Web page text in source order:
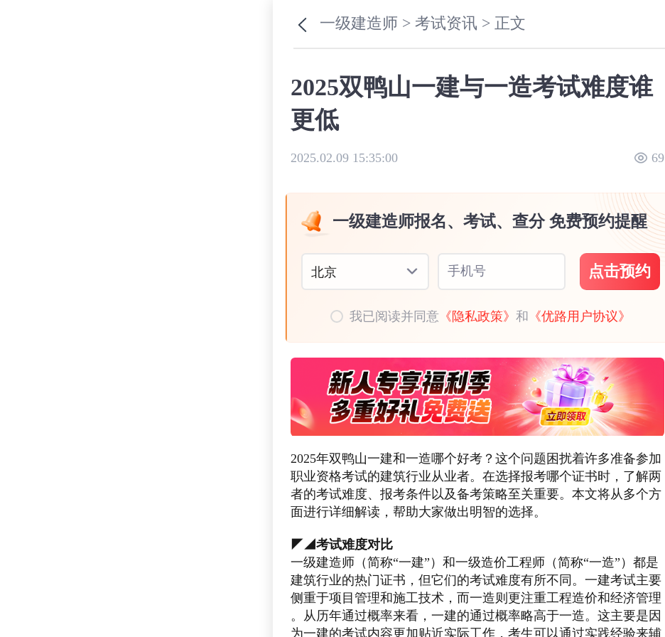
一级建造师 >考试资讯 > 正文
2025双鸭山一建与一造考试难度谁
更低
2025.02.09 15:35:00 69
一级建造师报名、考试、查分 免费预约提醒
北京 手机号 点击预约
我已阅读并同意 《隐私政策》和 《优路用户协议》
2025年双鸭山一建和一造哪个好考？这个问题困扰着许多准备参加
职业资格考试的建筑行业从业者。在选择报考哪个证书时，了解两
者的考试难度、报考条件以及备考策略至关重要。本文将从多个方
面进行详细解读，帮助大家做出明智的选择。
◤◢考试难度对比
一级建造师（简称“一建”）和一级造价工程师（简称“一造”）都是
建筑行业的热门证书，但它们的考试难度有所不同。一建考试主要
侧重于项目管理和施工技术，而一造则更注重工程造价和经济管理
。从历年通过概率来看，一建的通过概率略高于一造。这主要是因
为一建的考试内容更加贴近实际工作，考生可以通过实践经验来辅